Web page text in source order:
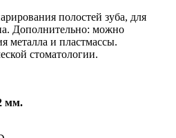
полостей зуба, для
Дополнительно: можно
металла и пластмассы.
стоматологии.
мм.